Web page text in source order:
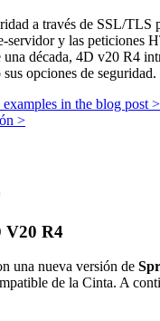
a través de SSL/TLS
servidor y las peticiones
una década, 4D v20 R4
opciones de seguridad.
in the blog post >
>
V20 R4
una nueva versión de
de la Cinta. A